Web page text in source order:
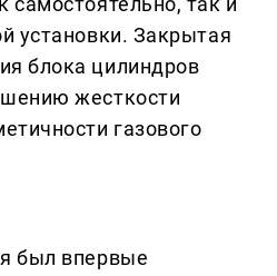
установки. Закрытая
блока цилиндров
жесткости
газового
был впервые